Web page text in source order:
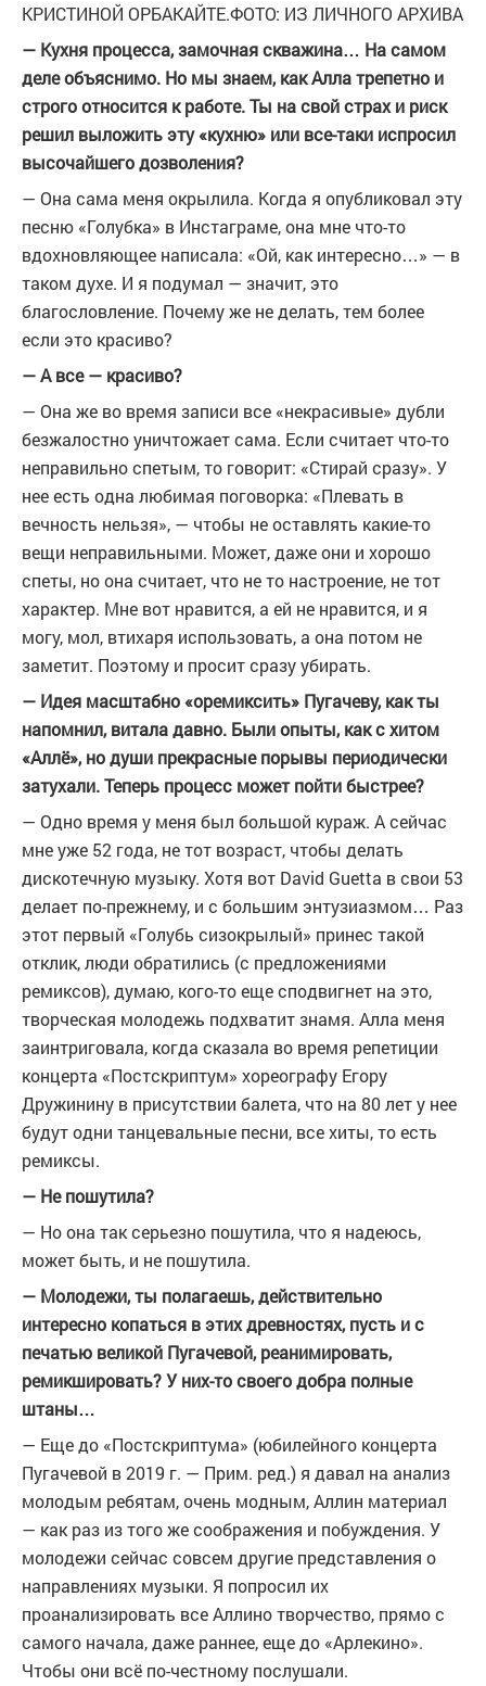
КРИСТИНОЙ ОРБАКАЙТЕ.ФОТО: ИЗ ЛИЧНОГО АРХИВА
— Кухня процесса, замочная скважина… На самом
деле объяснимо. Но мы знаем, как Алла трепетно и
строго относится к работе. Ты на свой страх и риск
решил выложить эту «кухню» или все-таки испросил
высочайшего дозволения?
— Она сама меня окрылила. Когда я опубликовал эту
песню «Голубка» в Инстаграме, она мне что-то
вдохновляющее написала: «Ой, как интересно…» — в
таком духе. И я подумал — значит, это
благословление. Почему же не делать, тем более
если это красиво?
— А все — красиво?
— Она же во время записи все «некрасивые» дубли
безжалостно уничтожает сама. Если считает что-то
неправильно спетым, то говорит: «Стирай сразу». У
нее есть одна любимая поговорка: «Плевать в
вечность нельзя», — чтобы не оставлять какие-то
вещи неправильными. Может, даже они и хорошо
спеты, но она считает, что не то настроение, не тот
характер. Мне вот нравится, а ей не нравится, и я
могу, мол, втихаря использовать, а она потом не
заметит. Поэтому и просит сразу убирать.
— Идея масштабно «оремиксить» Пугачеву, как ты
напомнил, витала давно. Были опыты, как с хитом
«Аллё», но души прекрасные порывы периодически
затухали. Теперь процесс может пойти быстрее?
— Одно время у меня был большой кураж. А сейчас
мне уже 52 года, не тот возраст, чтобы делать
дискотечную музыку. Хотя вот David Guetta в свои 53
делает по-прежнему, и с большим энтузиазмом… Раз
этот первый «Голубь сизокрылый» принес такой
отклик, люди обратились (с предложениями
ремиксов), думаю, кого-то еще сподвигнет на это,
творческая молодежь подхватит знамя. Алла меня
заинтриговала, когда сказала во время репетиции
концерта «Постскриптум» хореографу Егору
Дружинину в присутствии балета, что на 80 лет у нее
будут одни танцевальные песни, все хиты, то есть
ремиксы.
— Не пошутила?
— Но она так серьезно пошутила, что я надеюсь,
может быть, и не пошутила.
— Молодежи, ты полагаешь, действительно
интересно копаться в этих древностях, пусть и с
печатью великой Пугачевой, реанимировать,
ремикшировать? У них-то своего добра полные
штаны…
— Еще до «Постскриптума» (юбилейного концерта
Пугачевой в 2019 г. — Прим. ред.) я давал на анализ
молодым ребятам, очень модным, Аллин материал
— как раз из того же соображения и побуждения. У
молодежи сейчас совсем другие представления о
направлениях музыки. Я попросил их
проанализировать все Аллино творчество, прямо с
самого начала, даже раннее, еще до «Арлекино».
Чтобы они всё по-честному послушали.